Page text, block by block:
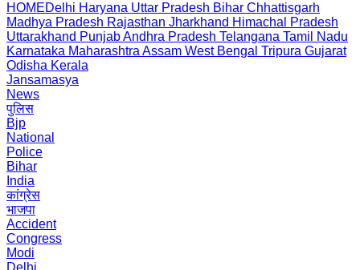
HOMEDelhi Haryana Uttar Pradesh Bihar Chhattisgarh
Madhya Pradesh Rajasthan Jharkhand Himachal Pradesh
Uttarakhand PunjabAndhra Pradesh Telangana Tamil Nadu
Karnataka Maharashtra Assam West Bengal Tripura Gujarat
Odisha Kerala
Jansamasya
News
पुलिस
Bjp
National
Police
Bihar
India
कांग्रेस
भाजपा
Accident
Congress
Modi
Delhi